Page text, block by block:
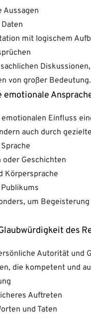
Aussagen
mit logischem
von großer Bedeutung.
emotionale
Einfluss
auch durch
Geschichten
Körpersprache
um
des
Autorität und
die kompetent und
Auftreten
und Taten